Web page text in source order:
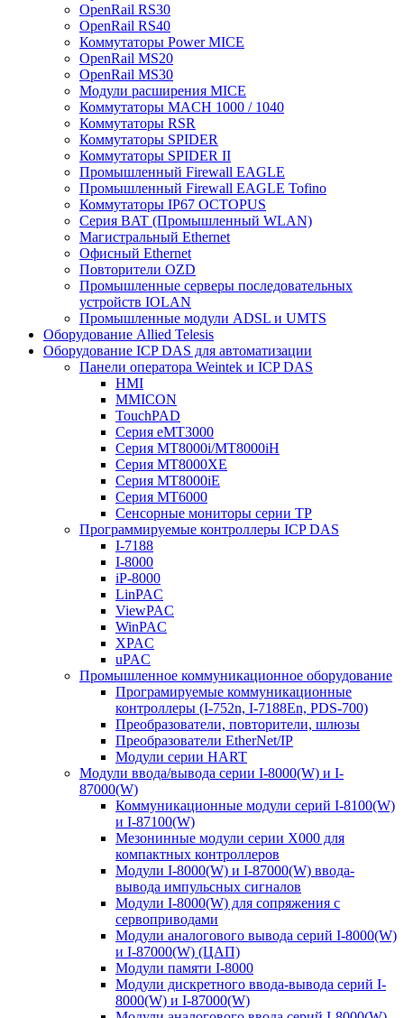
OpenRail RS30
OpenRail RS40
Коммутаторы Power MICE
OpenRail MS20
OpenRail MS30
Модули расширения MICE
Коммутаторы MACH 1000 / 1040
Коммутаторы RSR
Коммутаторы SPIDER
Коммутаторы SPIDER II
Промышленный Firewall EAGLE
Промышленный Firewall EAGLE Tofino
Коммутаторы IP67 OCTOPUS
Серия BAT (Промышленный WLAN)
Магистральный Ethernet
Офисный Ethernet
Повторители OZD
Промышленные серверы последовательных
устройств IOLAN
Промышленные модули ADSL и UMTS
Оборудование Allied Telesis
Оборудование ICP DAS для автоматизации
Панели оператора Weintek и ICP DAS
HMI
MMICON
TouchPAD
Серия eMT3000
Серия MT8000i/MT8000iH
Серия MT8000XE
Серия MT8000iE
Серия MT6000
Сенсорные мониторы серии TP
Программируемые контроллеры ICP DAS
I-7188
I-8000
iP-8000
LinPAC
ViewPAC
WinPAC
XPAC
uPAC
Промышленное коммуникационное оборудование
Програмируемые коммуникационные
контроллеры (I-752n, I-7188En, PDS-700)
Преобразователи, повторители, шлюзы
Преобразователи EtherNet/IP
Модули серии HART
Модули ввода/вывода серии I-8000(W) и I-
87000(W)
Коммуникационные модули серий I-8100(W)
и I-87100(W)
Мезонинные модули серии X000 для
компактных контроллеров
Модули I-8000(W) и I-87000(W) ввода-
вывода импульсных сигналов
Модули I-8000(W) для сопряжения с
сервоприводами
Модули аналогового вывода серий I-8000(W)
и I-87000(W) (ЦАП)
Модули памяти I-8000
Модули дискретного ввода-вывода серий I-
8000(W) и I-87000(W)